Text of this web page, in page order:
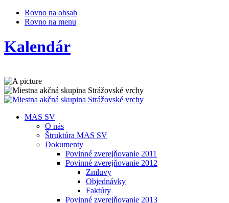
Rovno na obsah
Rovno na menu
Kalendár
MAS SV
O nás
Štruktúra MAS SV
Dokumenty
Povinné zverejňovanie 2011
Povinné zverejňovanie 2012
Zmluvy
Objednávky
Faktúry
Povinné zverejňovanie 2013